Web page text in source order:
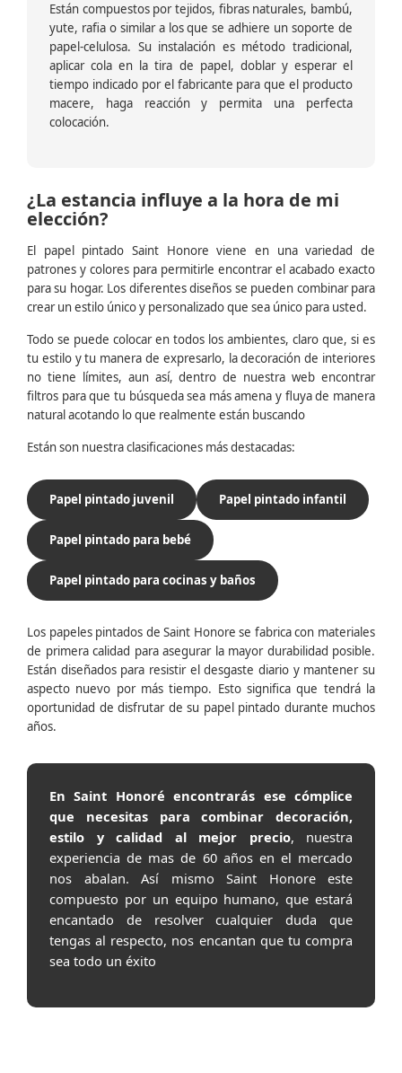
Están compuestos por tejidos, fibras naturales, bambú,
yute, rafia o similar a los que se adhiere un soporte de
papel-celulosa. Su instalación es método tradicional,
aplicar cola en la tira de papel, doblar y esperar el
tiempo indicado por el fabricante para que el producto
macere, haga reacción y permita una perfecta
colocación.
¿La estancia influye a la hora de mi
elección?
El papel pintado Saint Honore viene en una variedad de
patrones y colores para permitirle encontrar el acabado exacto
para su hogar. Los diferentes diseños se pueden combinar para
crear un estilo único y personalizado que sea único para usted.
Todo se puede colocar en todos los ambientes, claro que, si es
tu estilo y tu manera de expresarlo, la decoración de interiores
no tiene límites, aun así, dentro de nuestra web encontrar
filtros para que tu búsqueda sea más amena y fluya de manera
natural acotando lo que realmente están buscando
Están son nuestra clasificaciones más destacadas:
Papel pintado juvenil Papel pintado infantil
Papel pintado para bebé
Papel pintado para cocinas y baños
Los papeles pintados de Saint Honore se fabrica con materiales
de primera calidad para asegurar la mayor durabilidad posible.
Están diseñados para resistir el desgaste diario y mantener su
aspecto nuevo por más tiempo. Esto significa que tendrá la
oportunidad de disfrutar de su papel pintado durante muchos
años.
En Saint Honoré encontrarás ese cómplice
que necesitas para combinar decoración,
estilo y calidad al mejor precio, nuestra
experiencia de mas de 60 años en el mercado
nos abalan. Así mismo Saint Honore este
compuesto por un equipo humano, que estará
encantado de resolver cualquier duda que
tengas al respecto, nos encantan que tu compra
sea todo un éxito